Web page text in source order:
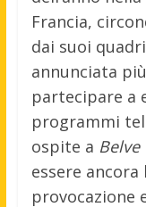
Francia,
dai suoi
annunciata
partecipare a
programmi
ospite a Belve
essere ancora
provocazione